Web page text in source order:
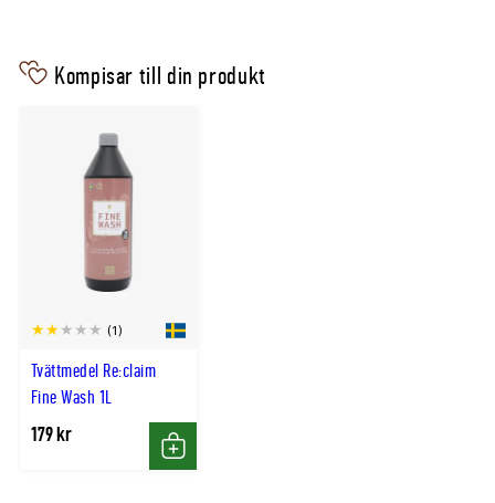
Kompisar till din produkt
Tvättmedel Re:claim
Fine Wash 1L
(1)
179 kr
Köp